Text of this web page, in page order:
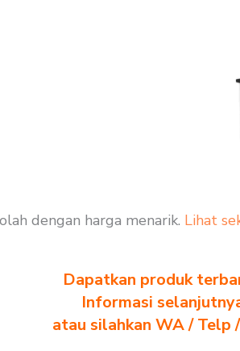
dengan harga menarik. Lihat
Dapatkan produk
Informasi
atau silahkan WA / Telp